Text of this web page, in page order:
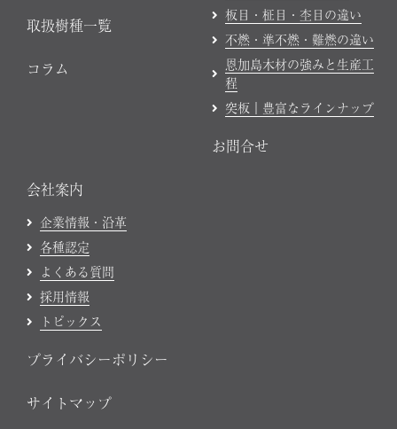
取扱樹種一覧
コラム
板目・柾目・杢目の違い
不燃・準不燃・難燃の違い
恩加島木材の強みと生産工
程
突板｜豊富なラインナップ
お問合せ
会社案内
企業情報・沿革
各種認定
よくある質問
採用情報
トピックス
プライバシーポリシー
サイトマップ